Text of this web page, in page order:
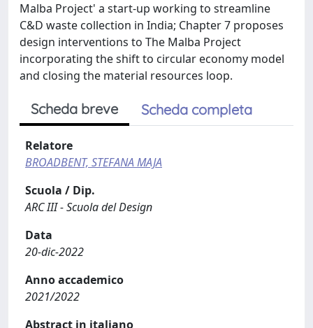
Malba Project' a start-up working to streamline
C&D waste collection in India; Chapter 7 proposes
design interventions to The Malba Project
incorporating the shift to circular economy model
and closing the material resources loop.
Scheda breve Scheda completa
Relatore
BROADBENT, STEFANA MAJA
Scuola / Dip.
ARC III - Scuola del Design
Data
20-dic-2022
Anno accademico
2021/2022
Abstract in italiano